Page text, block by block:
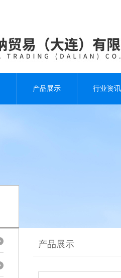
产品展示 行业资讯
产品展示